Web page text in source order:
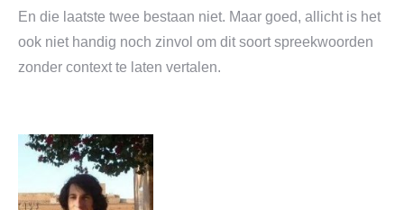
En die laatste twee bestaan niet. Maar goed, allicht is het
ook niet handig noch zinvol om dit soort spreekwoorden
zonder context te laten vertalen.